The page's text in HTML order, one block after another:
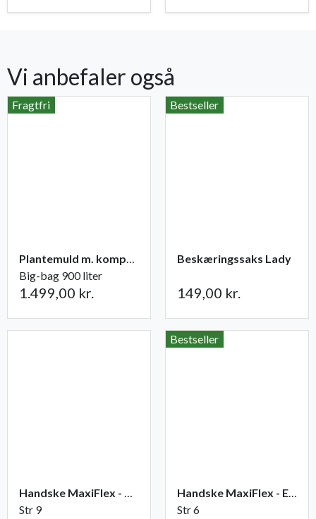
Vi anbefaler også
Fragtfri
Plantemuld m. kompost fra Champost
Big-bag 900 liter
1.499,00 kr.
Bestseller
Beskæringssaks Lady
149,00 kr.
Handske MaxiFlex - Ultimate
Str 9
Bestseller
Handske MaxiFlex - Endurance
Str 6